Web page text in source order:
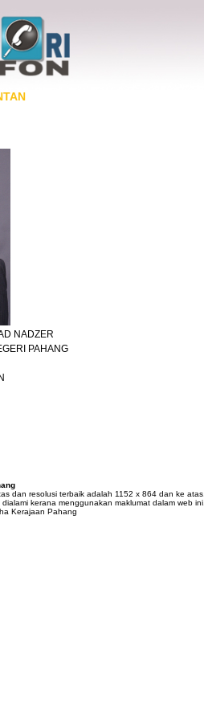
NADZER
PAHANG
dan resolusi terbaik adalah 1152 x 864 dan ke atas.
kerana menggunakan maklumat dalam web ini.
Kerajaan Pahang